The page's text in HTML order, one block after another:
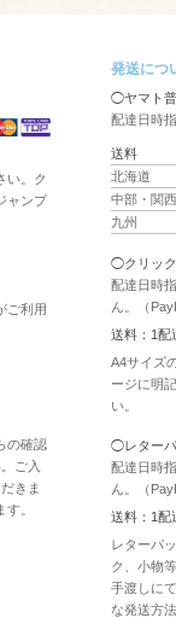
い。ク
ャンプ
ご利用
の確認
ご入
きま
。
発送につ
◯ヤマト
配達日時
送料
北海道
中部・関西
九州
◯クリック
配達日時
ん。（
送料：1配
A4サイズ
ージに明
い。
◯レターパ
配達日時
ん。（
送料：1配
レターパ
ク、小物
手渡しに
な発送方法